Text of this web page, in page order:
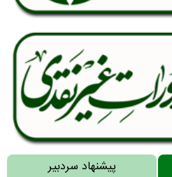
پیشنهاد سردبیر